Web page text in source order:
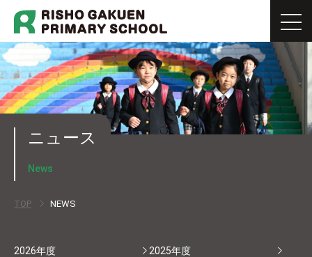
ニュース
News
TOP NEWS
2026年度
2025年度